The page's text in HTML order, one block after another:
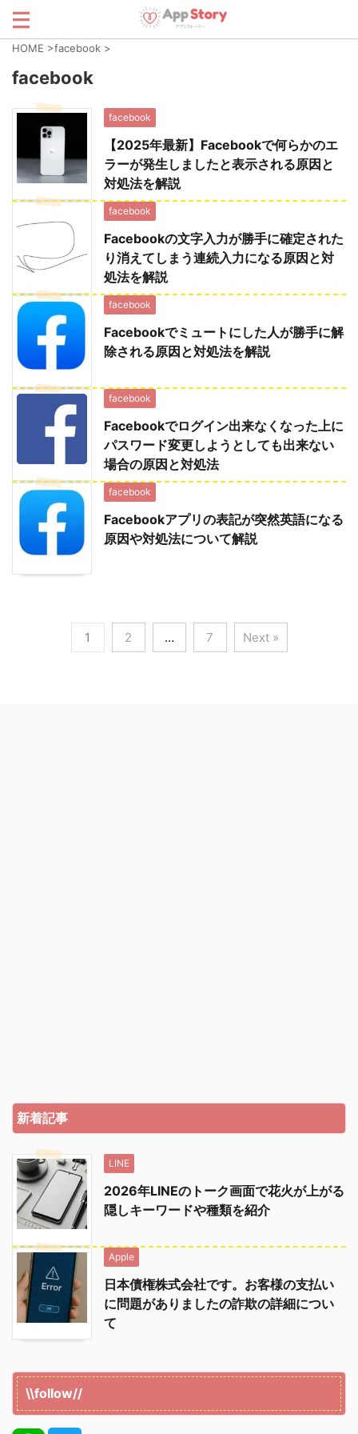
HOME >facebook >
facebook
facebook
【2025年最新】Facebookで何らかのエ
ラーが発生しましたと表示される原因と
対処法を解説
facebook
Facebookの文字入力が勝手に確定された
り消えてしまう連続入力になる原因と対
処法を解説
facebook
Facebookでミュートにした人が勝手に解
除される原因と対処法を解説
facebook
Facebookでログイン出来なくなった上に
パスワード変更しようとしても出来ない
場合の原因と対処法
facebook
Facebookアプリの表記が突然英語になる
原因や対処法について解説
1 2 … 7 Next »
新着記事
LINE
2026年LINEのトーク画面で花火が上がる
隠しキーワードや種類を紹介
Apple
日本債権株式会社です。お客様の支払い
に問題がありましたの詐欺の詳細につい
て
\\follow//